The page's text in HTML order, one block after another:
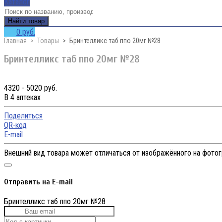
Найти товар
0 руб.
Главная Товары Бринтелликс таб ппо 20мг №28
Бринтелликс таб ппо 20мг №28
4320 - 5020 руб.
В 4 аптеках
Поделиться
QR-код
E-mail
Внешний вид товара может отличаться от изображённого на
Отправить на E-mail
Бринтелликс таб ппо 20мг №28